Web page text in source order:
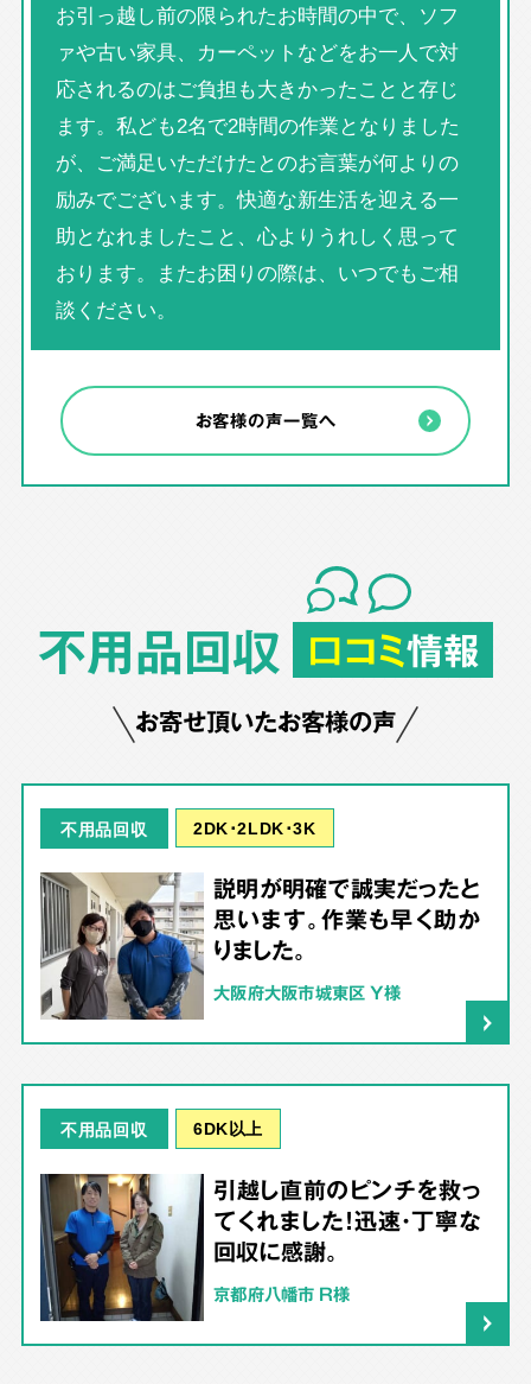
お引っ越し前の限られたお時間の中で、ソフ
ァや古い家具、カーペットなどをお一人で対
応されるのはご負担も大きかったことと存じ
ます。私ども2名で2時間の作業となりました
が、ご満足いただけたとのお言葉が何よりの
励みでございます。快適な新生活を迎える一
助となれましたこと、心よりうれしく思って
おります。またお困りの際は、いつでもご相
談ください。
お客様の声一覧へ
不用品回収 口コミ情報
お寄せ頂いたお客様の声
不用品回収 2DK･2LDK･3K
説明が明確で誠実だったと
思います。作業も早く助か
りました。
大阪府大阪市城東区 Y様
不用品回収 6DK以上
引越し直前のピンチを救っ
てくれました！迅速・丁寧な
回収に感謝。
京都府八幡市 R様